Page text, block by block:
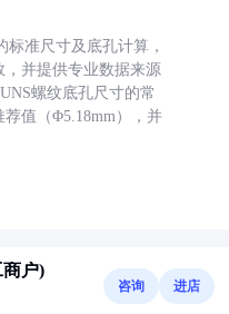
标准尺寸及底孔计算，
并提供专业数据来源
螺纹底孔尺寸的常
值（Φ5.18mm），并
户)
咨询 进店